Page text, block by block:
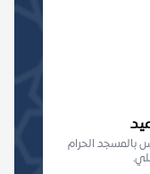
بالمسجد الحرام